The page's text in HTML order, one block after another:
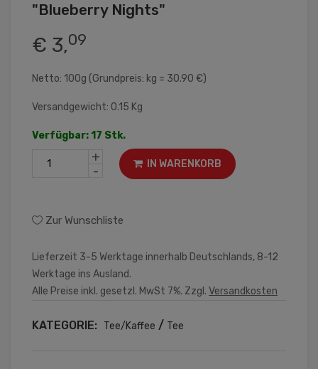
"Blueberry Nights"
€ 3,09
Netto: 100g (Grundpreis: kg = 30.90 €)
Versandgewicht: 0.15 Kg
Verfügbar: 17 Stk.
+
-
IN WARENKORB
Zur Wunschliste
Lieferzeit 3-5 Werktage innerhalb Deutschlands, 8-12
Werktage ins Ausland.
Alle Preise inkl. gesetzl. MwSt 7%. Zzgl. Versandkosten
KATEGORIE: Tee/Kaffee / Tee